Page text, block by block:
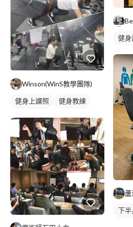
Winson(WinS教學團隊)
健身上課照
健身教練
重訓教練
重訓課程
健身課程
健身
蘆
下